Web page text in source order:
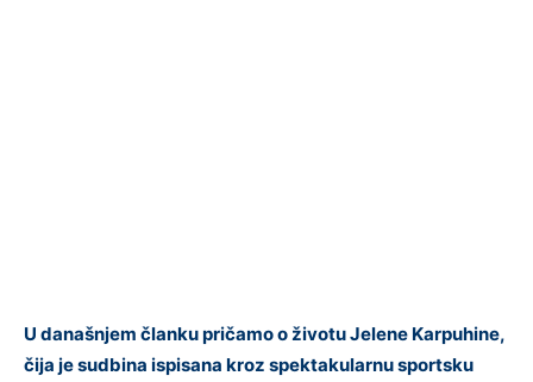
U današnjem članku pričamo o životu Jelene Karpuhine,
čija je sudbina ispisana kroz spektakularnu sportsku